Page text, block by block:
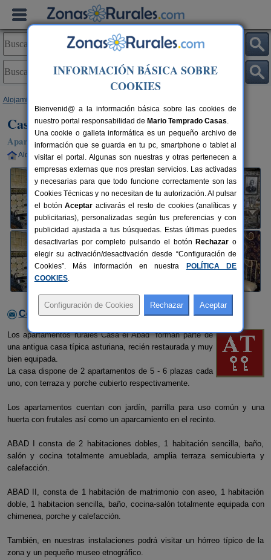
Alojamientos
Casa El Abad
Apartamentos Rurales en Trevias (Asturias)
Alquiler completo 14+2 plazas 100 km de Oviedo
Contactar con el alojamiento
Los apartamentos rurales"Casa el Abad" forman parte de
una antigua casa típica asturiana, recién restaurada y muy
bien equipada.
La casa dispone de 2 apartamentos de 5 - 6 plazas cada
uno, con terraza y porche cubierto respectivamente.
Los apartamentos cuentan con jardín, parrilla para uso común y una
huerta con frutales así como un aparcamiento en el recinto.
ABAD I consta de 2 habitaciones dobles, 1 habitación sencilla, baño,
salón y cocina totalmente amueblada, amplia terraza semicubierta y
calefacción.
ABAD II, consta de 1 habitación de matrimonio con aseo, 1 habitación
doble, 1 habitacion sencilla, baño, cocina-salón totalmente equipada con
chimenea, porche y calefacción.
También, en nuestras instalaciones podrá visitar un hórreo típico de la
zona y un pequeño museo etnográfico.
INFORMACIÓN BÁSICA SOBRE
COOKIES
Bienvenid@ a la información básica sobre las cookies de
nuestro portal responsabilidad de Mario Temprado Casas.
Una cookie o galleta informática es un pequeño archivo de
información que se guarda en tu pc, smartphone o tablet al
visitar el portal. Algunas son nuestras y otras pertenecen a
empresas externas que nos prestan servicios. Las activadas
y necesarias para que todo funcione correctamente son las
Cookies Técnicas y no necesitan de tu autorización. Al pulsar
el botónAceptar activarás el resto de cookies (analíticas y
publicitarias), personalizadas según tus preferencias y con
publicidad ajustada a tus búsquedas. Estas últimas puedes
desactivarlas por completo pulsando el botón Rechazar o
elegir su activación/desactivación desde “Configuración de
Cookies”. Más información en nuestra
POLÍTICA DE
COOKIES.